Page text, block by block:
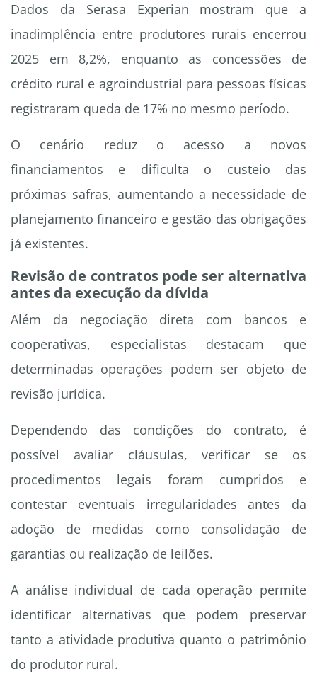
Dados da Serasa Experian mostram que a
inadimplência entre produtores rurais encerrou
2025 em 8,2%, enquanto as concessões de
crédito rural e agroindustrial para pessoas físicas
registraram queda de 17% no mesmo período.
O cenário reduz o acesso a novos
financiamentos e dificulta o custeio das
próximas safras, aumentando a necessidade de
planejamento financeiro e gestão das obrigações
já existentes.
Revisão de contratos pode ser alternativa
antes da execução da dívida
Além da negociação direta com bancos e
cooperativas, especialistas destacam que
determinadas operações podem ser objeto de
revisão jurídica.
Dependendo das condições do contrato, é
possível avaliar cláusulas, verificar se os
procedimentos legais foram cumpridos e
contestar eventuais irregularidades antes da
adoção de medidas como consolidação de
garantias ou realização de leilões.
A análise individual de cada operação permite
identificar alternativas que podem preservar
tanto a atividade produtiva quanto o patrimônio
do produtor rural.